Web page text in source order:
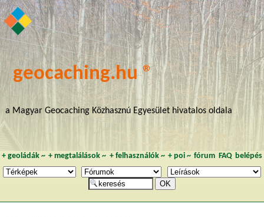
geocaching.hu ®
a Magyar Geocaching Közhasznú Egyesület hivatalos oldala
+ geoládák~ +megtalálások ~ + felhasználók~ + poi~ fórum FAQ belépés